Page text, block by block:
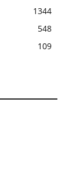
1344
548
109